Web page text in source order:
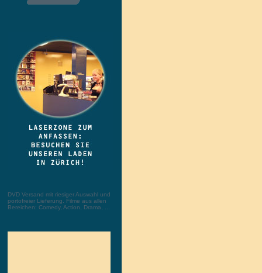
DVD Versand mit riesiger Auswahl und
portofreier Lieferung. Filme aus allen
Bereichen: Comedy, Action, Drama, ...